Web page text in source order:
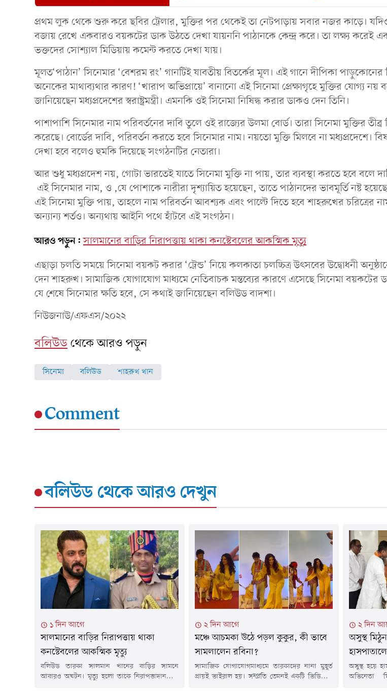
প্রথম লুক থেকে শুরু করে ছবির ট্রেলার, মুক্তির পর থেকেই তা নেটপাড়ায় সবার নজর কাড়ে। যদিও
বজায় রেখে একবারও বয়কটের ডাক উঠতে দেখা যায়ননি পাঠানকে কেন্দ্র করে। তা লক্ষ্য করেই
ভক্তদের সোশ্যাল মিডিয়ায় কমেন্ট করতে দেখা যায়।
মূলত‘পাঠান’ সিনেমার ‘বেশরম রং’ গানটিই যাবতীয় বিতর্কের মূল। এই গানে দীপিকা পাড়ুকোনের
অনেকের মাথাব্যথার কারণ! ‘খারাপ অভিপ্রায়ে’ বানানো এই সিনেমা প্রেক্ষাগৃহে মুক্তির যোগ্য নয়
জানিয়েছেন মধ্যপ্রদেশের স্বরাষ্ট্রমন্ত্রী। এমনকি ওই সিনেমা নিষিদ্ধ করার ডাকও দেন তিনি।
পাশাপাশি সিনেমার নাম পরিবর্তনের দাবি তুলে ওই রাজ্যের উলমা বোর্ড। তারা সিনেমা মুক্তির তীব্র
করেছে। বোর্ডের দাবি, পরিবর্তন করতে হবে সিনেমার নাম। নয়তো মুক্তি মিলবে না মধ্যপ্রদেশে।
দেখা হবে বলেও হুমকি দিয়েছে সংগঠনটির নেতারা।
আর শুধু মধ্যপ্রদেশ নয়, গোটা ভারতেই যাতে সিনেমা মুক্তি না পায়, তার ব্যবস্থা করতে হবে বলে
এই সিনেমার নাম, ও ,যে পোশাকে নারীরা দৃশ্যায়িত হয়েছেন, তাতে পাঠানদের ভাবমূর্তি নষ্ট
এই সিনেমা মুক্তি পায়, তাহলে নাম পরিবর্তন আবশ্যক এবং পাল্টে দিতে হবে শাহরুখের চরিত্রের
অন্যান্য শর্তও। অন্যথায় আইনি পথে হাঁটবে এই সংগঠন।
আরও পড়ুন: সালমানের বাড়ির নিরাপত্তায় থাকা কনস্টেবলের আকস্মিক মৃত্যু
এছাড়া চলতি সময়ে সিনেমা বয়কট করার ‘ট্রেন্ড’ নিয়ে কলকাতা চলচ্চিত্র উৎসবের উদ্বোধনী
দেন শাহরুখ। সামাজিক যোগাযোগ মাধ্যমে নেতিবাচক মন্তব্যের কারণে এসেছে সিনেমা
যে শেষে সিনেমার ক্ষতি হবে, সে কথাই জানিয়েছেন বলিউড বাদশা।
নিউজনাউ/এফএস/২০২২
বলিউডথেকে আরও পড়ুন
সিনেমা বলিউড শাহরুখ খান
Comment
বলিউড থেকে আরও দেখুন
১ দিন আগে
সালমানের বাড়ির নিরাপত্তায় থাকা
কনস্টেবলের আকস্মিক মৃত্যু
বলিউড তারকা সালমান খানের বাড়ির সামনে
আবারও অঘটন। মৃত্যু হলো তাকে নিরাপত্তাদানকারী
২ দিন আগে
মঞ্চে আচমকা উঠে পড়ল কুকুর, কী ভাবে
সামলালেন রবিনা?
সামাজিক যোগাযোগমাধ্যমে তারকাদের নানা মুহূর্ত
প্রায়ই ভাইরাল হয়। সম্প্রতি তেমনই একটি ভিডিওতে
২ দিন
অসুস্থ
হাসপাতালে
অসুস্থ হয়ে
অভিনেতা